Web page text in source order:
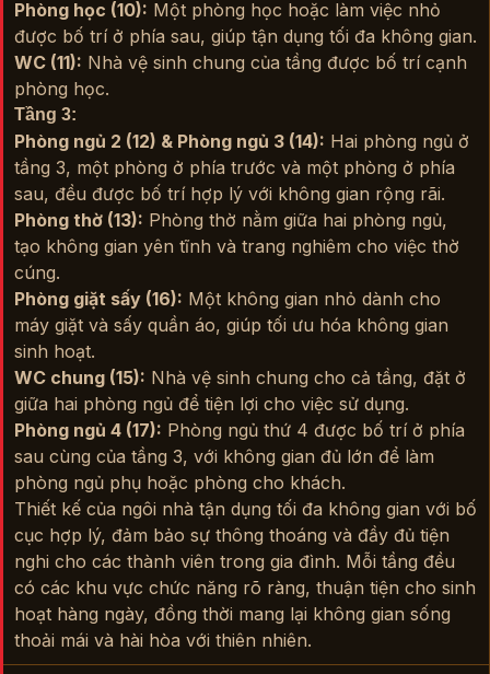
Phòng học (10): Một phòng học hoặc làm việc nhỏ
được bố trí ở phía sau, giúp tận dụng tối đa không gian.
WC (11): Nhà vệ sinh chung của tầng được bố trí cạnh
phòng học.
Tầng 3:
Phòng ngủ 2 (12) & Phòng ngủ 3 (14): Hai phòng ngủ ở
tầng 3, một phòng ở phía trước và một phòng ở phía
sau, đều được bố trí hợp lý với không gian rộng rãi.
Phòng thờ (13): Phòng thờ nằm giữa hai phòng ngủ,
tạo không gian yên tĩnh và trang nghiêm cho việc thờ
cúng.
Phòng giặt sấy (16): Một không gian nhỏ dành cho
máy giặt và sấy quần áo, giúp tối ưu hóa không gian
sinh hoạt.
WC chung (15): Nhà vệ sinh chung cho cả tầng, đặt ở
giữa hai phòng ngủ để tiện lợi cho việc sử dụng.
Phòng ngủ 4 (17): Phòng ngủ thứ 4 được bố trí ở phía
sau cùng của tầng 3, với không gian đủ lớn để làm
phòng ngủ phụ hoặc phòng cho khách.
Thiết kế của ngôi nhà tận dụng tối đa không gian với bố
cục hợp lý, đảm bảo sự thông thoáng và đầy đủ tiện
nghi cho các thành viên trong gia đình. Mỗi tầng đều
có các khu vực chức năng rõ ràng, thuận tiện cho sinh
hoạt hàng ngày, đồng thời mang lại không gian sống
thoải mái và hài hòa với thiên nhiên.